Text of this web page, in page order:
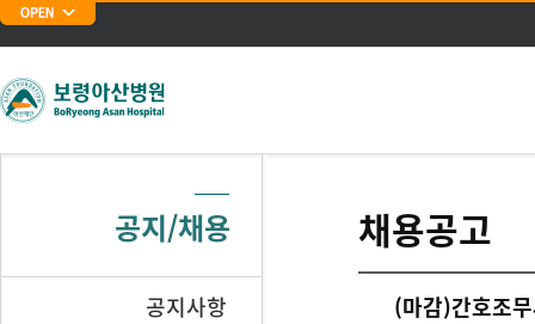
주메뉴 바로가기
본문 바로가기
공지/채용
공지사항
채용공고
(마감)간호조